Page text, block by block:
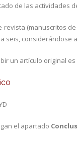
de las actividades
(manuscritos
seis, considerándose
un artículo original
el apartado